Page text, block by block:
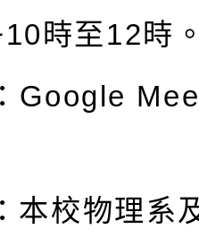
10 時至12時
Google
本校物理系